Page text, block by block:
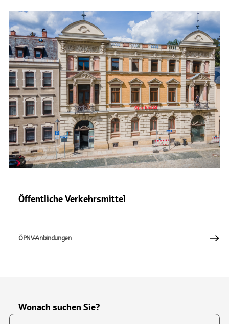
Öffentliche Verkehrsmittel
ÖPNV-Anbindungen
Wonach suchen Sie?
Suchfeld